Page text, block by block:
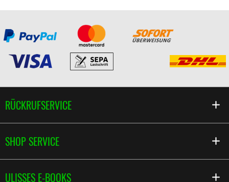
RÜCKRUFSERVICE
SHOP SERVICE
ULISSES E-BOOKS